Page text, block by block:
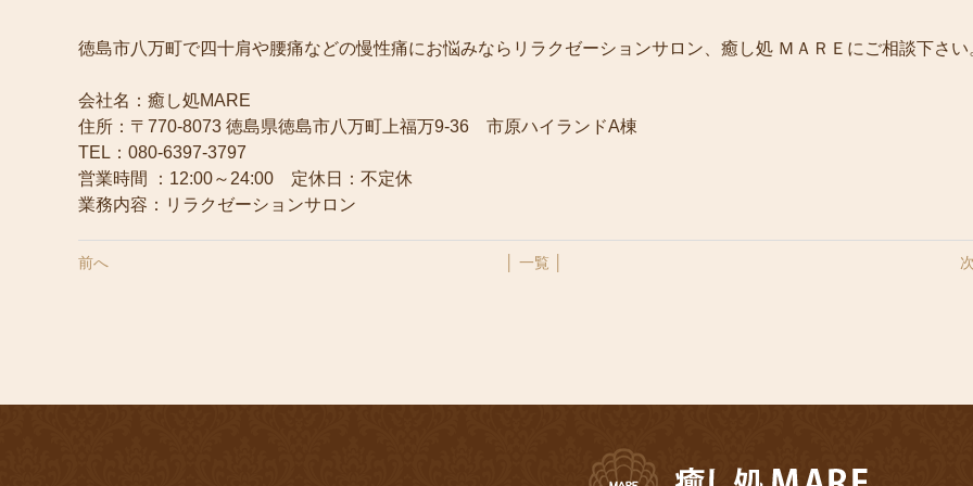
徳島市八万町で四十肩や腰痛などの慢性痛にお悩みならリラクゼーションサロン、癒し処 ＭＡＲＥにご相談下さい
会社名：癒し処MARE
住所：〒770-8073 徳島県徳島市八万町上福万9-36 市原ハイランドA棟
TEL：080-6397-3797
営業時間 ：12:00～24:00 定休日：不定休
業務内容：リラクゼーションサロン
前へ │ 一覧 │